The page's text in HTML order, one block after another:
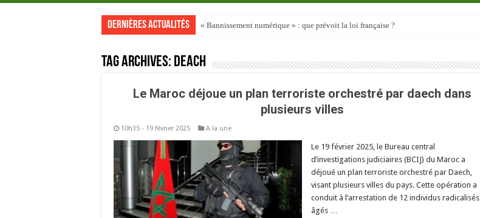
Dernières actualités « Bannissement numérique » : que prévoit la loi française ?
Tag Archives: Deach
Le Maroc déjoue un plan terroriste orchestré par daech dans
plusieurs villes
10h35 - 19 février 2025 A la une
Le 19 février 2025, le Bureau central
d’investigations judiciaires (BCIJ) du Maroc a
déjoué un plan terroriste orchestré par Daech,
visant plusieurs villes du pays. Cette opération a
conduit à l’arrestation de 12 individus radicalisés,
âgés …